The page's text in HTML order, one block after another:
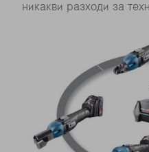
никакви разходи за